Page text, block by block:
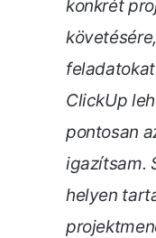
konkrét
ClickUp
pontosan
igazítsam.
helyen